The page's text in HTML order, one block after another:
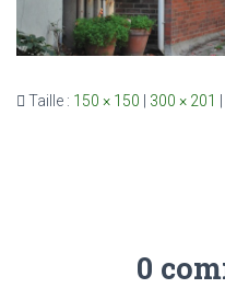
Taille : 150 × 150 | 300 × 201 |
0